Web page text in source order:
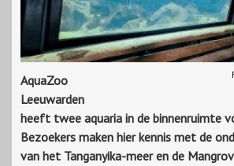
AquaZoo
Leeuwarden
heeft twee aquaria in de binnenruimte
Bezoekers maken hier kennis met de
van het Tanganyika-meer en de